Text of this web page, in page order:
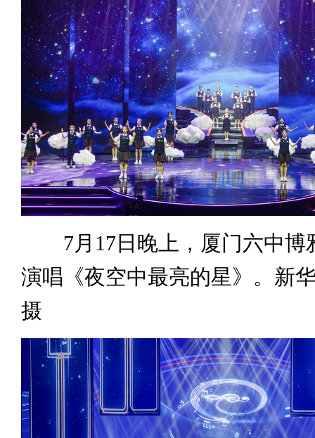
7月17日晚上，厦门六中博
演唱《夜空中最亮的星》。新
摄